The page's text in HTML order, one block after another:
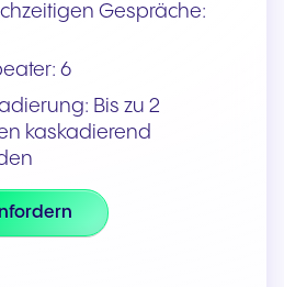
Gespräche:
6
Bis zu 2
kaskadierend